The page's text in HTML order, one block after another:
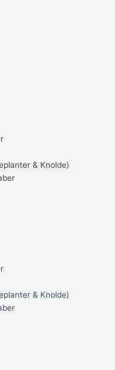
& Knolde)
& Knolde)